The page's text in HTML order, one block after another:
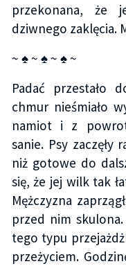
przekonana, że
dziwnego zaklęcia.
~ ♠ ~ ♠ ~ ♠ ~
Padać przestało
chmur nieśmiało
namiot i z
sanie. Psy zaczęły
niż gotowe do
się, że jej wilk tak
Mężczyzna
przed nim
tego typu
przeżyciem.